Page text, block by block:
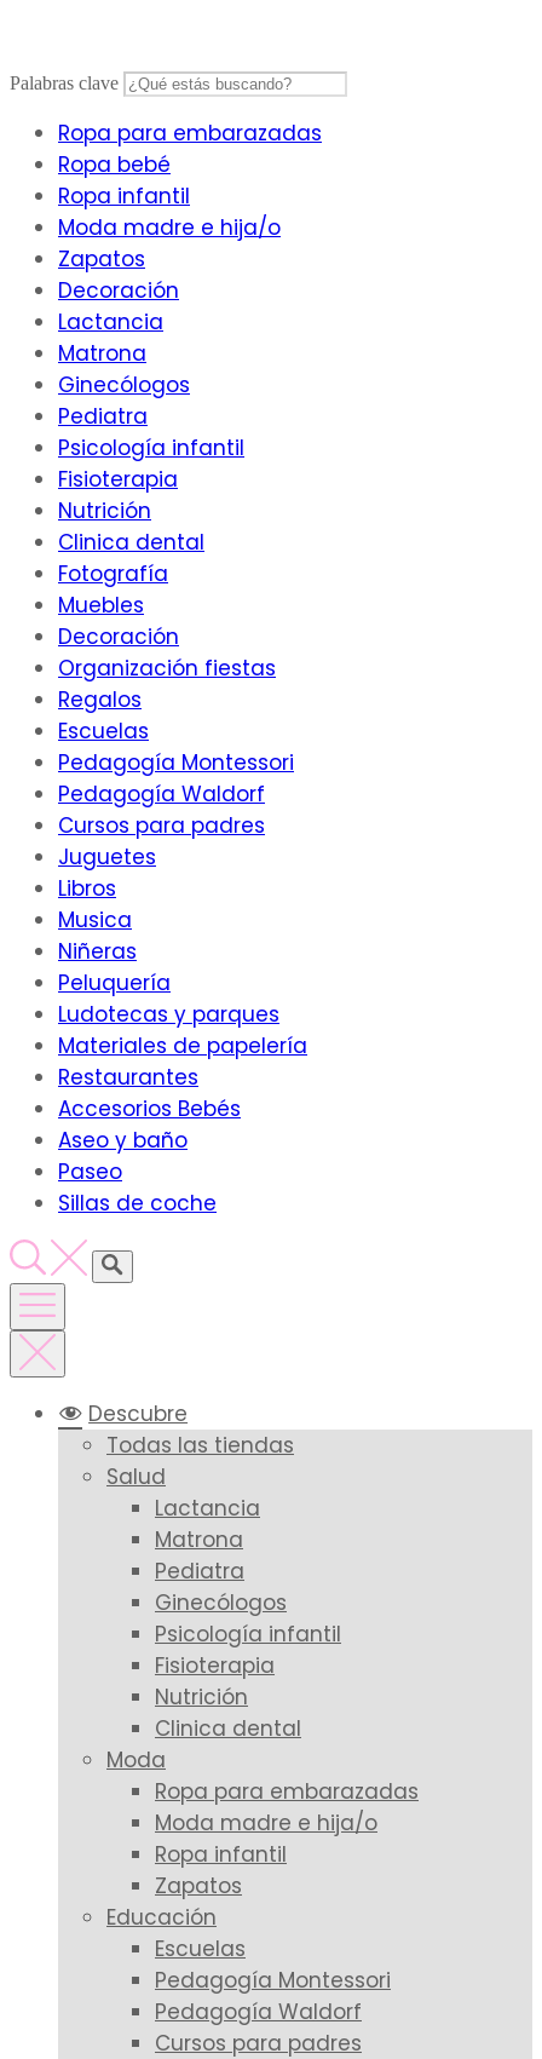
Palabras clave
Ropa para embarazadas
Ropa bebé
Ropa infantil
Moda madre e hija/o
Zapatos
Decoración
Lactancia
Matrona
Ginecólogos
Pediatra
Psicología infantil
Fisioterapia
Nutrición
Clinica dental
Fotografía
Muebles
Decoración
Organización fiestas
Regalos
Escuelas
Pedagogía Montessori
Pedagogía Waldorf
Cursos para padres
Juguetes
Libros
Musica
Niñeras
Peluquería
Ludotecas y parques
Materiales de papelería
Restaurantes
Accesorios Bebés
Aseo y baño
Paseo
Sillas de coche
Descubre
Todas las tiendas
Salud
Lactancia
Matrona
Pediatra
Ginecólogos
Psicología infantil
Fisioterapia
Nutrición
Clinica dental
Moda
Ropa para embarazadas
Moda madre e hija/o
Ropa infantil
Zapatos
Educación
Escuelas
Pedagogía Montessori
Pedagogía Waldorf
Cursos para padres